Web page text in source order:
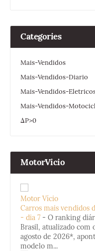
Categories
Mais-Vendidos
Mais-Vendidos-Diario
Mais-Vendidos-
Mais-Vendidos-
ΔP>0
MotorVicio
Motor Vício
Carros mais vendidos
- dia 7 - O ranking
Brasil, atualizado com
agosto de 2026*,
modelo m...